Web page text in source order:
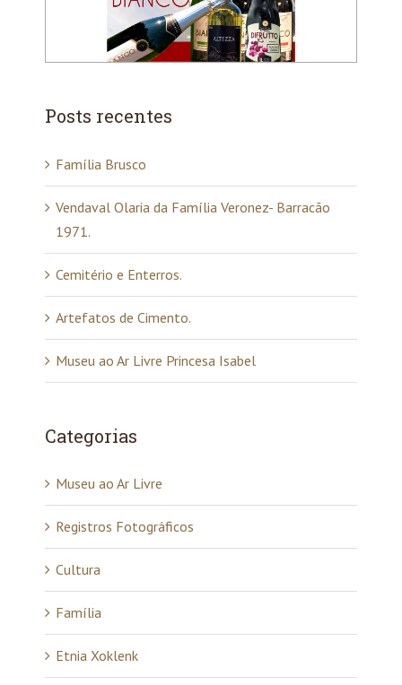
Posts recentes
Família Brusco
Vendaval Olaria da Família Veronez- Barracão
1971.
Cemitério e Enterros.
Artefatos de Cimento.
Museu ao Ar Livre Princesa Isabel
Categorias
Museu ao Ar Livre
Registros Fotográficos
Cultura
Família
Etnia Xoklenk